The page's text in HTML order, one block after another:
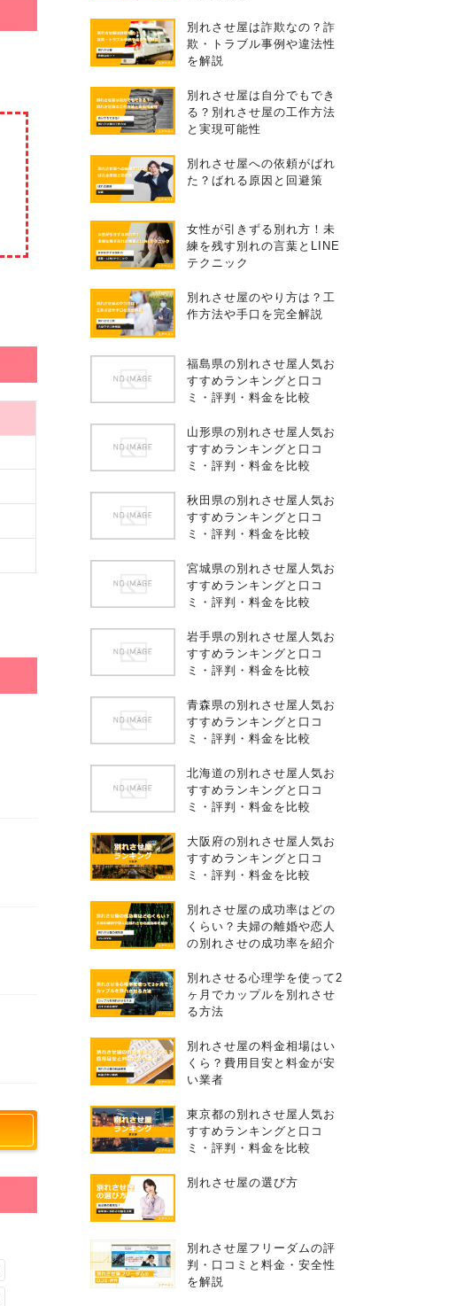
別れさせ屋は詐欺なの？詐
欺・トラブル事例や違法性
を解説
別れさせ屋は自分でもでき
る？別れさせ屋の工作方法
と実現可能性
別れさせ屋への依頼がばれ
た？ばれる原因と回避策
女性が引きずる別れ方！未
練を残す別れの言葉とLINE
テクニック
別れさせ屋のやり方は？工
作方法や手口を完全解説
福島県の別れさせ屋人気お
すすめランキングと口コ
ミ・評判・料金を比較
山形県の別れさせ屋人気お
すすめランキングと口コ
ミ・評判・料金を比較
秋田県の別れさせ屋人気お
すすめランキングと口コ
ミ・評判・料金を比較
宮城県の別れさせ屋人気お
すすめランキングと口コ
ミ・評判・料金を比較
岩手県の別れさせ屋人気お
すすめランキングと口コ
ミ・評判・料金を比較
青森県の別れさせ屋人気お
すすめランキングと口コ
ミ・評判・料金を比較
北海道の別れさせ屋人気お
すすめランキングと口コ
ミ・評判・料金を比較
大阪府の別れさせ屋人気お
すすめランキングと口コ
ミ・評判・料金を比較
別れさせ屋の成功率はどの
くらい？夫婦の離婚や恋人
の別れさせの成功率を紹介
別れさせる心理学を使って2
ヶ月でカップルを別れさせ
る方法
別れさせ屋の料金相場はい
くら？費用目安と料金が安
い業者
東京都の別れさせ屋人気お
すすめランキングと口コ
ミ・評判・料金を比較
別れさせ屋の選び方
別れさせ屋フリーダムの評
判・口コミと料金・安全性
を解説